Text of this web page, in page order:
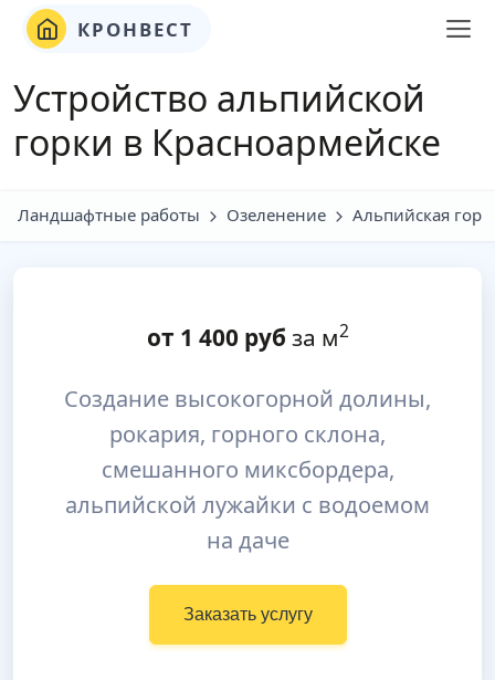
КРОНВЕСТ
Устройство альпийской
горки в Красноармейске
Ландшафтные работы Озеленение Альпийская
от 1 400руб за м2
Создание высокогорной долины,
рокария, горного склона,
смешанного миксбордера,
альпийской лужайки с водоемом
на даче
Заказать услугу